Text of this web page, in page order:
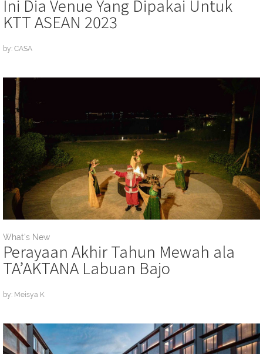
Ini Dia Venue Yang Dipakai Untuk
KTT ASEAN 2023
by: CASA
What's New
Perayaan Akhir Tahun Mewah ala
TA’AKTANA Labuan Bajo
by: Meisya K